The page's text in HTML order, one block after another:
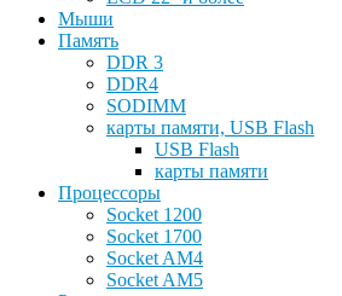
Мыши
Память
DDR 3
DDR4
SODIMM
карты памяти, USB Flash
USB Flash
карты памяти
Процессоры
Socket 1200
Socket 1700
Socket AM4
Socket AM5